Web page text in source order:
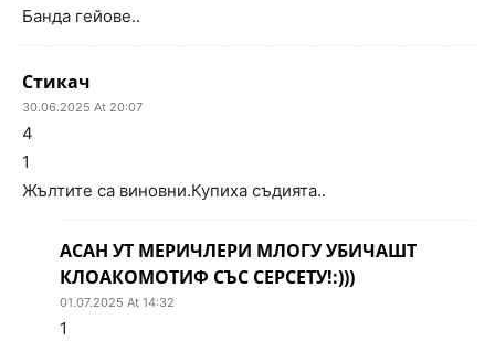
Банда гейове..
Стикач
30.06.2025 At 20:07
4
1
Жълтите са виновни.Купиха съдията..
АСАН УТ МЕРИЧЛЕРИ МЛОГУ УБИЧАШТ
КЛОАКОМОТИФ СЪС СЕРСЕТУ!:)))
01.07.2025 At 14:32
1